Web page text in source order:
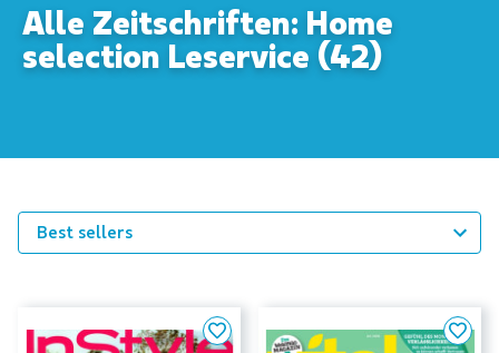
Alle Zeitschriften: Home
selection Leservice (42)
Best sellers